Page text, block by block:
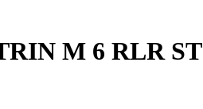
M 6 RLR ST